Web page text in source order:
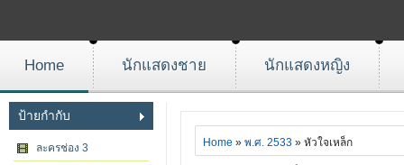
Home นักแสดงชาย นักแสดงหญิง
ป้ายกำกับ
ละครช่อง 3 Home » พ.ศ. 2533 » หัวใจเหล็ก